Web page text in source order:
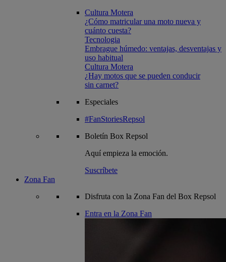
Cultura Motera
¿Cómo matricular una moto nueva y
cuánto cuesta?
Tecnologia
Embrague húmedo: ventajas, desventajas y
uso habitual
Cultura Motera
¿Hay motos que se pueden conducir
sin carnet?
Especiales
#FanStoriesRepsol
Boletín Box Repsol
Aquí empieza la emoción.
Suscríbete
Zona Fan
Disfruta con la Zona Fan del Box Repsol
Entra en la Zona Fan